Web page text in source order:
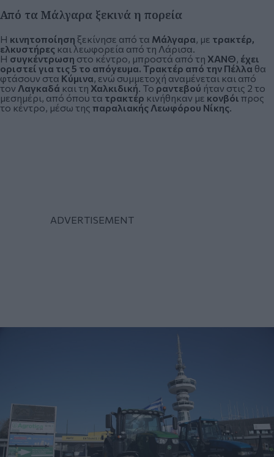
Από τα Μάλγαρα ξεκινά η πορεία
Η κινητοποίηση ξεκίνησε από τα Μάλγαρα , με τρακτέρ,
ελκυστήρες και λεωφορεία από τη Λάρισα
Η συγκέντρωση στο κέντρο, μπροστά από τη ΧΑΝΘ έχει
οριστεί για τις 5 το απόγευμα. Τρακτέρ από την Πέλλα θα
φτάσουν στα Κύμινα , ενώ συμμετοχή αναμένεται και από
τον Λαγκαδά και τη Χαλκιδική . Το ραντεβού ήταν στις 2 το
μεσημέρι, από όπου τα τρακτέρ κινήθηκαν με κονβόι προς
το κέντρο, μέσω της παραλιακής Λεωφόρου Νίκης